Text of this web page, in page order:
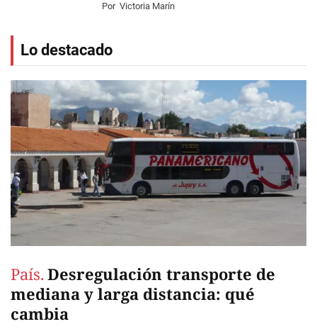
Por Victoria Marín
Lo destacado
País. Desregulación transporte de
mediana y larga distancia: qué
cambia